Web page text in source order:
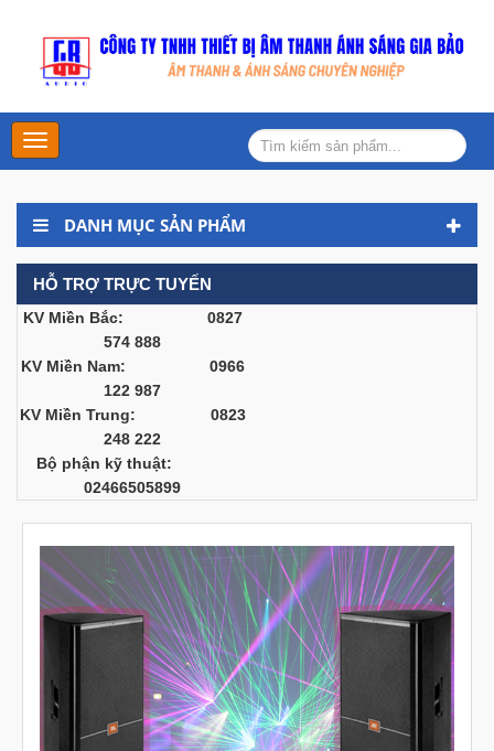
Main
Menu
DANH MỤC SẢN PHẨM
HỖ TRỢ TRỰC TUYẾN
KV Miền Bắc: 0827
574 888
KV Miền Nam: 0966
122 987
KV Miền Trung: 0823
248 222
Bộ phận kỹ thuật:
02466505899